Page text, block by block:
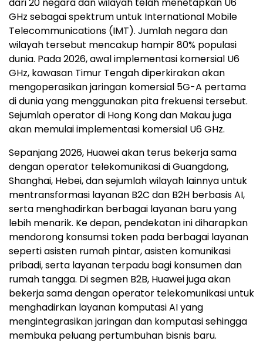
GHz sebagai spektrum untuk International Mobile
Telecommunications (IMT). Jumlah negara dan
wilayah tersebut mencakup hampir 80% populasi
dunia. Pada 2026, awal implementasi komersial U6
GHz, kawasan Timur Tengah diperkirakan akan
mengoperasikan jaringan komersial 5G-A pertama
di dunia yang menggunakan pita frekuensi tersebut.
Sejumlah operator di Hong Kong dan Makau juga
akan memulai implementasi komersial U6 GHz.
Sepanjang 2026, Huawei akan terus bekerja sama
dengan operator telekomunikasi di Guangdong,
Shanghai, Hebei, dan sejumlah wilayah lainnya untuk
mentransformasi layanan B2C dan B2H berbasis AI,
serta menghadirkan berbagai layanan baru yang
lebih menarik. Ke depan, pendekatan ini diharapkan
mendorong konsumsi token pada berbagai layanan
seperti asisten rumah pintar, asisten komunikasi
pribadi, serta layanan terpadu bagi konsumen dan
rumah tangga. Di segmen B2B, Huawei juga akan
bekerja sama dengan operator telekomunikasi untuk
menghadirkan layanan komputasi AI yang
mengintegrasikan jaringan dan komputasi sehingga
membuka peluang pertumbuhan bisnis baru.